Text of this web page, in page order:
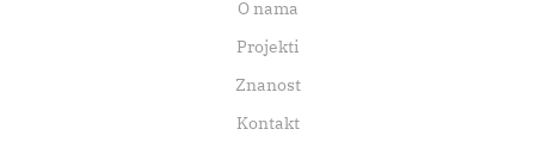
O nama
Projekti
Znanost
Kontakt